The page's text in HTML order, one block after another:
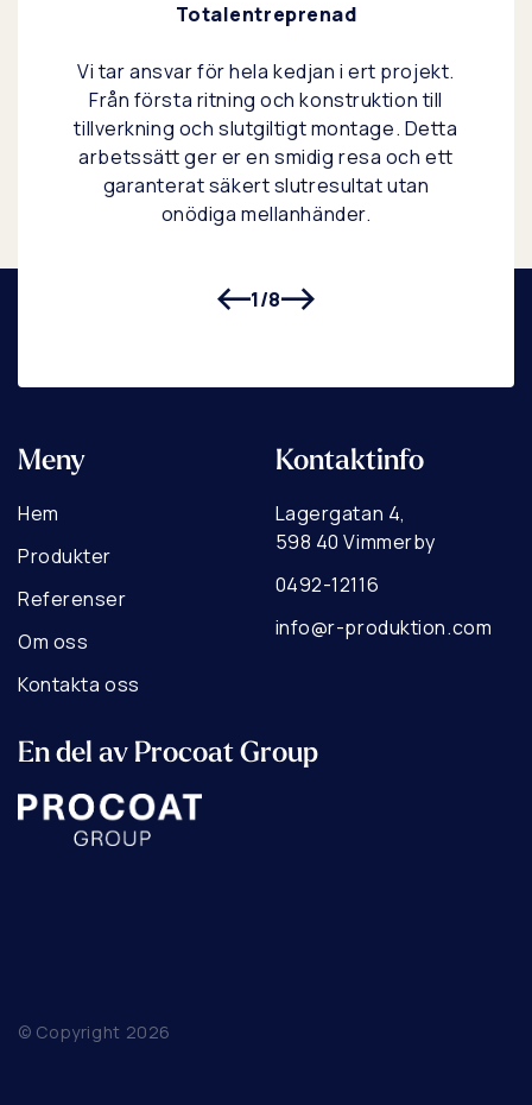
Vi tar ansvar för hela kedjan i ert projekt.
Från första ritning och konstruktion till
tillverkning och slutgiltigt montage. Detta
arbetssätt ger er en smidig resa och ett
garanterat säkert slutresultat utan
onödiga mellanhänder.
Totalentreprenad
1/8
Meny
Hem
Produkter
Referenser
Om oss
Kontakta oss
Kontaktinfo
Lagergatan 4,
598 40 Vimmerby
0492-12116
info@r-produktion.com
En del av Procoat Group
© Copyright 2026